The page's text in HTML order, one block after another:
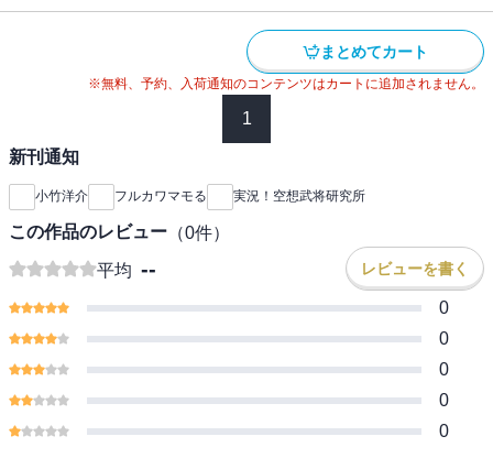
まとめてカート
※無料、予約、入荷通知のコンテンツはカートに追加されません。
1
新刊通知
小竹洋介 フルカワマモる 実況！空想武将研究所
この作品のレビュー （0件）
平均 -- レビューを書く
0
0
0
0
0